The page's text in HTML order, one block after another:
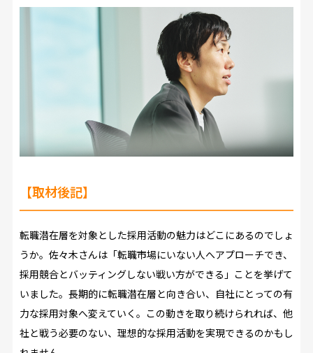
【取材後記】
転職潜在層を対象とした採用活動の魅力はどこにあるのでしょ
うか。佐々木さんは「転職市場にいない人へアプローチでき、
採用競合とバッティングしない戦い方ができる」ことを挙げて
いました。長期的に転職潜在層と向き合い、自社にとっての有
力な採用対象へ変えていく。この動きを取り続けられれば、他
社と戦う必要のない、理想的な採用活動を実現できるのかもし